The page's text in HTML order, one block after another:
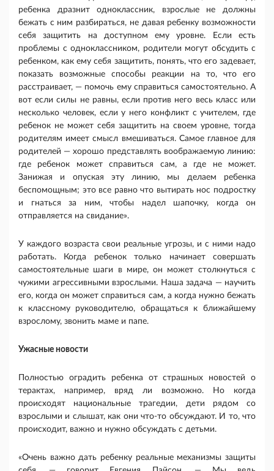
ребенка дразнит одноклассник, взрослые не должны
бежать с ним разбираться, не давая ребенку возможности
себя защитить на доступном ему уровне. Если есть
проблемы с одноклассником, родители могут обсудить с
ребенком, как ему себя защитить, понять, что его задевает,
показать возможные способы реакции на то, что его
расстраивает, — помочь ему справиться самостоятельно. А
вот если силы не равны, если против него весь класс или
несколько человек, если у него конфликт с учителем, где
ребенок не может себя защитить на своем уровне, тогда
родителям имеет смысл вмешиваться. Самое главное для
родителей — хорошо представлять воображаемую линию:
где ребенок может справиться сам, а где не может.
Занижая и опуская эту линию, мы делаем ребенка
беспомощным; это все равно что вытирать нос подростку
и гнаться за ним, чтобы надел шапочку, когда он
отправляется на свидание».
У каждого возраста свои реальные угрозы, и с ними надо
работать. Когда ребенок только начинает совершать
самостоятельные шаги в мире, он может столкнуться с
чужими агрессивными взрослыми. Наша задача — научить
его, когда он может справиться сам, а когда нужно бежать
к классному руководителю, обращаться к ближайшему
взрослому, звонить маме и папе.
Ужасные новости
Полностью оградить ребенка от страшных новостей о
терактах, например, вряд ли возможно. Но когда
происходят национальные трагедии, дети рядом со
взрослыми и слышат, как они что-то обсуждают. И то, что
происходит, важно и нужно обсуждать с детьми.
«Очень важно дать ребенку реальные механизмы защиты